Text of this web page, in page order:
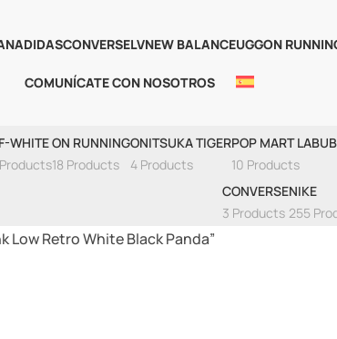
ADIDASCONVERSELVNEW BALANCEUGGON
COMUNÍCATE CON NOSOTROS
Dunk Low
WHITEON RUNNING
18 Products
ONITSUKA TIGER
4 Products
POP MART
10 Products
CONVERSE
3 Products
NIKE
255
Retro White Black Panda”